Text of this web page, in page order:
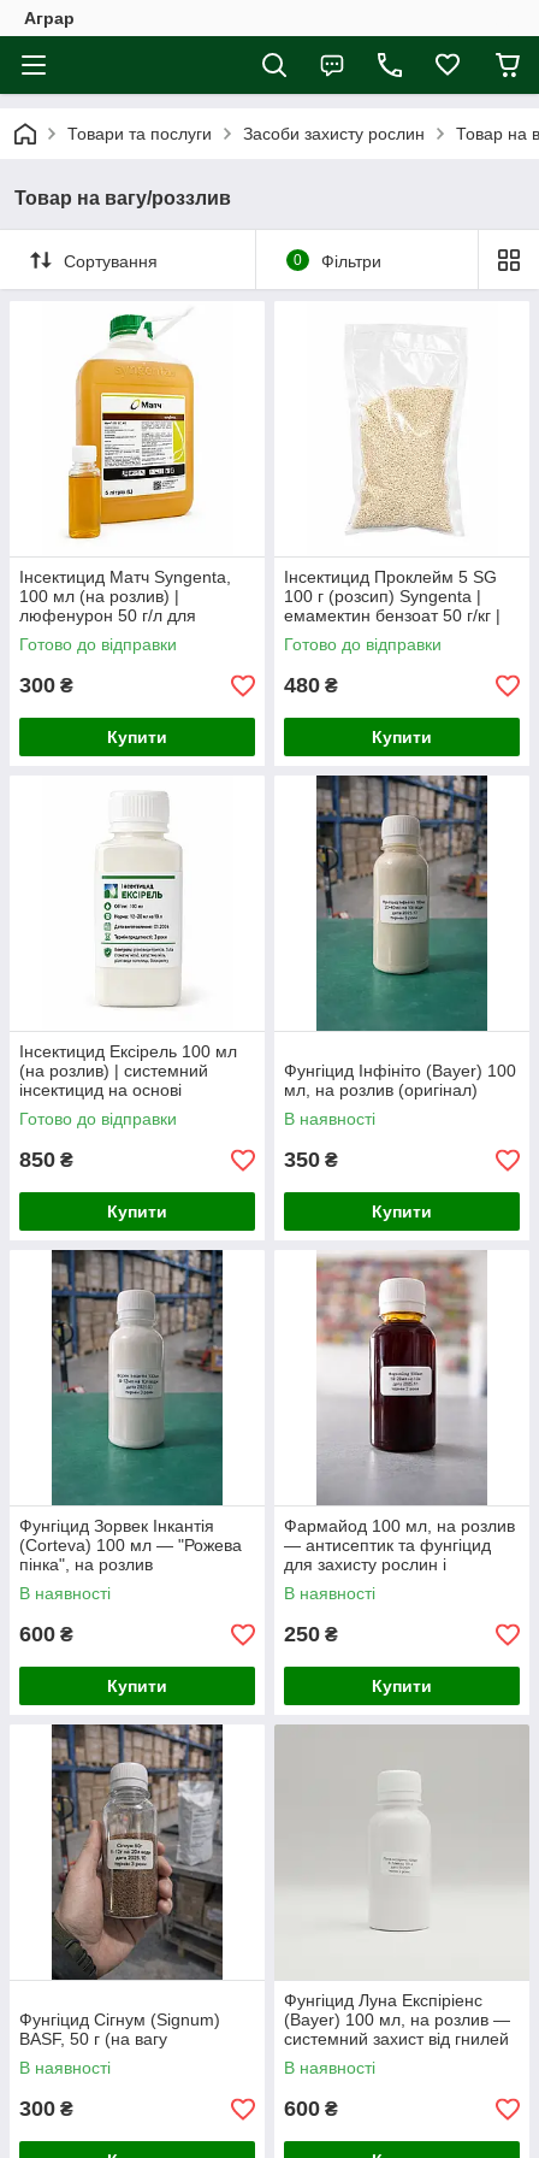
Аграр
Товари та послуги Засоби захисту рослин Товар на
Товар на вагу/роззлив
Сортування 0 Фільтри
Інсектицид Матч Syngenta,
100 мл (на розлив) |
люфенурон 50 г/л для
захисту томатів, капусти,
яблуні та винограду
Готово до відправки
300 ₴
Купити
Інсектицид Проклейм 5 SG
100 г (розсип) Syngenta |
емамектин бензоат 50 г/кг |
інсектицид проти
плодожерки, совки,
Готово до відправки
480 ₴
Купити
Інсектицид Ексірель 100 мл
(на розлив) | системний
інсектицид на основі
ціантраніліпролу 100 г/л для
захисту овочевих культур і че
Готово до відправки
850 ₴
Купити
Фунгіцид Інфініто (Bayer) 100
мл, на розлив (оригінал)
В наявності
350 ₴
Купити
Фунгіцид Зорвек Інкантія
(Corteva) 100 мл — "Рожева
пінка", на розлив
В наявності
600 ₴
Купити
Фармайод 100 мл, на розлив
— антисептик та фунгіцид
для захисту рослин і
дезінфекції
В наявності
250 ₴
Купити
Фунгіцид Сігнум (Signum)
BASF, 50 г (на вагу
В наявності
300 ₴
Фунгіцид Луна Експіріенс
(Bayer) 100 мл, на розлив —
системний захист від гнилей
та плямистостей
В наявності
600 ₴